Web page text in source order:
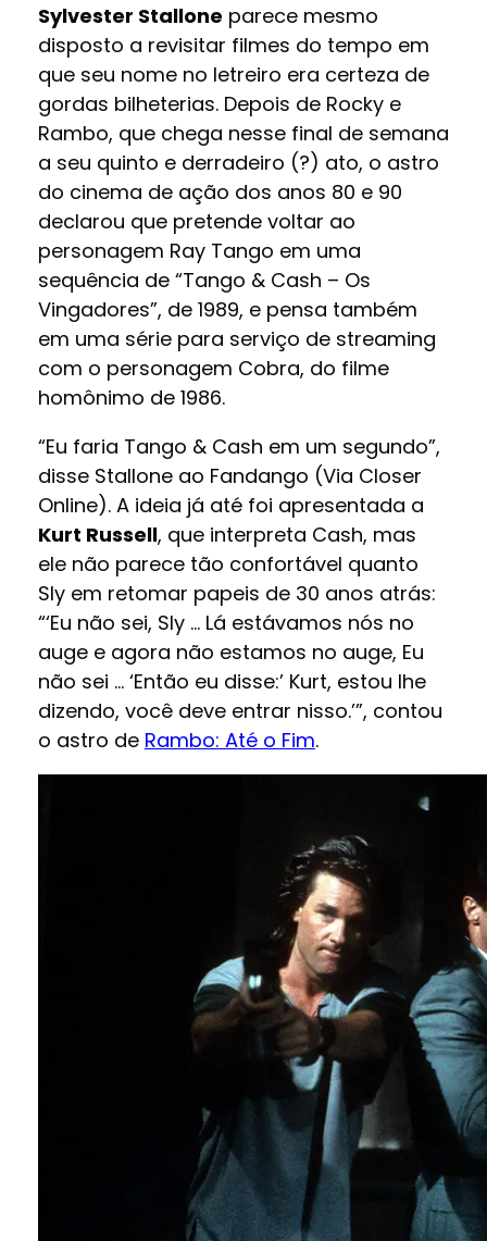
Sylvester Stallone parece mesmo
disposto a revisitar filmes do tempo em
que seu nome no letreiro era certeza de
gordas bilheterias. Depois de Rocky e
Rambo, que chega nesse final de semana
a seu quinto e derradeiro (?) ato, o astro
do cinema de ação dos anos 80 e 90
declarou que pretende voltar ao
personagem Ray Tango em uma
sequência de “Tango & Cash – Os
Vingadores”, de 1989, e pensa também
em uma série para serviço de streaming
com o personagem Cobra, do filme
homônimo de 1986.
“Eu faria Tango & Cash em um segundo”,
disse Stallone ao Fandango (Via Closer
Online). A ideia já até foi apresentada a
Kurt Russell, que interpreta Cash, mas
ele não parece tão confortável quanto
Sly em retomar papeis de 30 anos atrás:
“‘Eu não sei, Sly … Lá estávamos nós no
auge e agora não estamos no auge, Eu
não sei … ‘Então eu disse:’ Kurt, estou lhe
dizendo, você deve entrar nisso.’”, contou
o astro de Rambo: Até o Fim.